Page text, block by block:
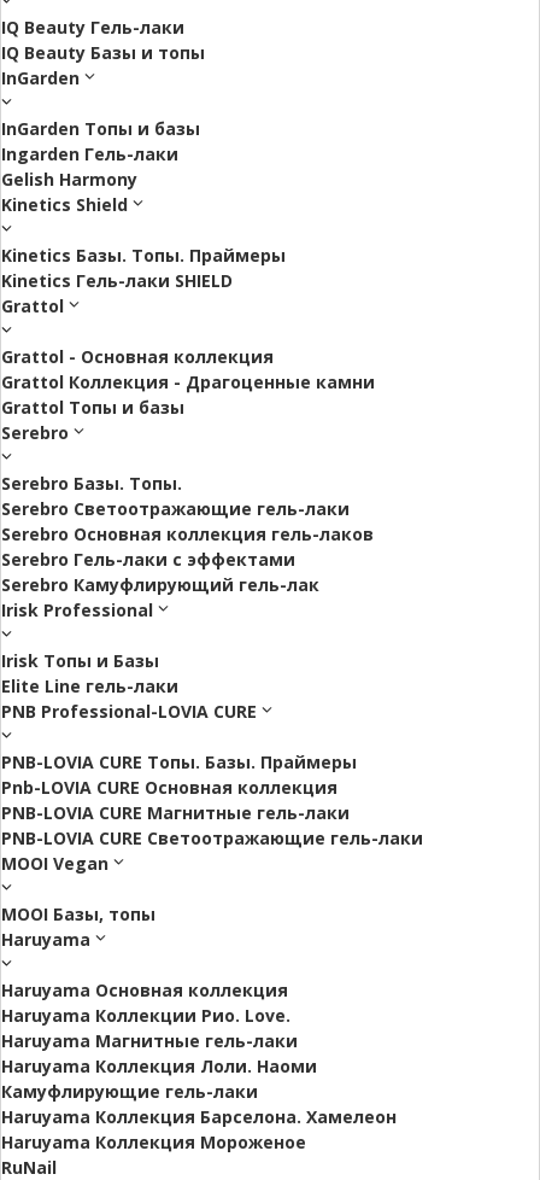
IQ Beauty Гель-лаки
IQ Beauty Базы и топы
InGarden
InGarden Топы и базы
Ingarden Гель-лаки
Gelish Harmony
Kinetics Shield
Kinetics Базы. Топы. Праймеры
Kinetics Гель-лаки SHIELD
Grattol
Grattol - Oснoвнaя коллекция
Grattol Коллекция - Драгоценные камни
Grattol Топы и базы
Serebro
Serebro Базы. Топы.
Serebro Светоотражающие гель-лаки
Serebro Основная коллекция гель-лаков
Serebro Гель-лаки с эффектами
Serebro Камуфлирующий гель-лак
Irisk Professional
Irisk Топы и Базы
Elite Line гель-лаки
PNB Professional-LOVIA CURE
PNB-LOVIA CURE Топы. Базы. Праймеры
Pnb-LOVIA CURE Основная коллекция
PNB-LOVIA CURE Магнитные гель-лаки
PNB-LOVIA CURE Cветоотражающие гель-лаки
MOOI Vegan
MOOI Базы, топы
Haruyama
Haruyama Основная коллекция
Haruyama Коллекции Рио. Love.
Haruyama Магнитные гель-лаки
Haruyama Коллекция Лоли. Наоми
Камуфлирующие гель-лаки
Haruyama Коллекция Барселона. Хамелеон
Haruyama Коллекция Мороженое
RuNail